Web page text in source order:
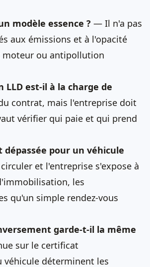
modèle essence ? — Il n'a pas
aux émissions et à l'opacité
moteur ou antipollution
est-il à la charge de
contrat, mais l'entreprise doit
vérifier qui paie et qui prend
pour un véhicule
et l'entreprise s'expose à
les
qu'un simple rendez-vous
garde-t-il la même
sur le certificat
déterminent les